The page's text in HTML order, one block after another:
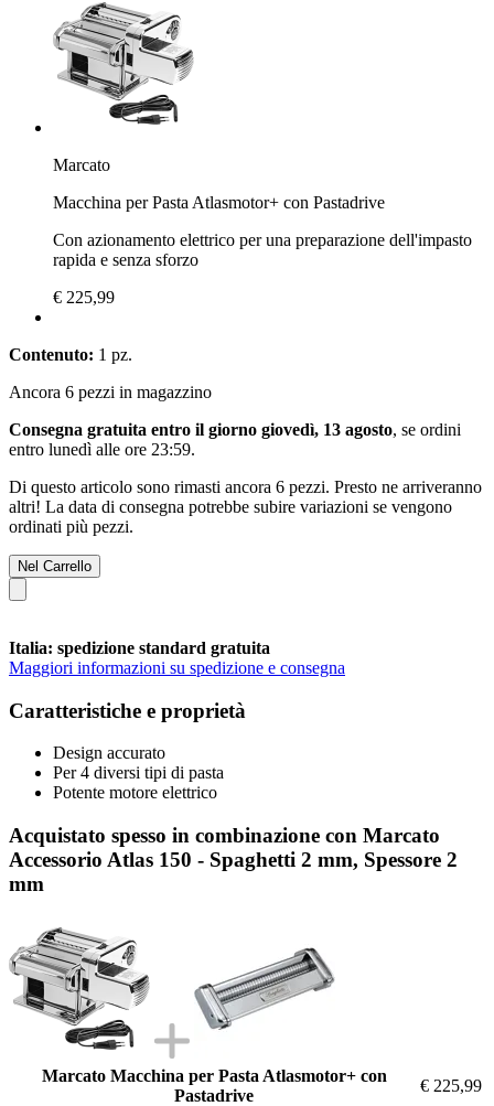
Marcato
Macchina per Pasta Atlasmotor+ con Pastadrive
Con azionamento elettrico per una preparazione dell'impasto
rapida e senza sforzo
€ 225,99
Contenuto: 1 pz.
Ancora 6 pezzi in magazzino
Consegna gratuita entro il giorno giovedì, 13 agosto, se ordini
entro lunedì alle ore 23:59.
Di questo articolo sono rimasti ancora 6 pezzi. Presto ne arriveranno
altri! La data di consegna potrebbe subire variazioni se vengono
ordinati più pezzi.
Nel Carrello
Italia: spedizione standard gratuita
Maggiori informazioni su spedizione e consegna
Caratteristiche e proprietà
Design accurato
Per 4 diversi tipi di pasta
Potente motore elettrico
Acquistato spesso in combinazione con Marcato
Accessorio Atlas 150 - Spaghetti 2 mm, Spessore 2
mm
Marcato Macchina per Pasta Atlasmotor+ con
Pastadrive
€ 225,99